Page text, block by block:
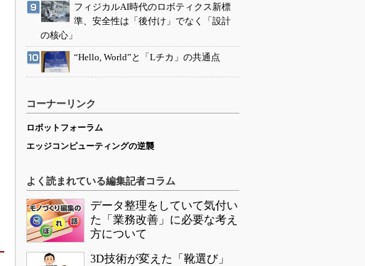
フィジカルAI時代のロボティクス新標
準、安全性は「後付け」でなく「設計
の核心」
“Hello, World”と「Lチカ」の共通点
コーナーリンク
ロボットフォーラム
エッジコンピューティングの逆襲
よく読まれている編集記者コラム
データ整理をしていて気付い
た「業務改善」に必要な考え
方について
3D技術が変えた「靴選び」